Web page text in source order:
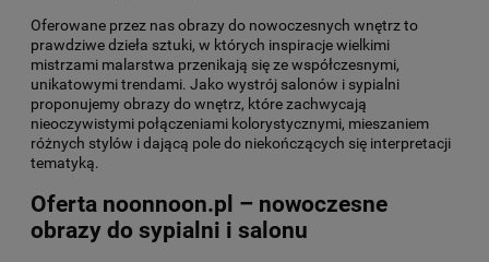
Oferowane przez nas obrazy do nowoczesnych wnętrz to
prawdziwe dzieła sztuki, w których inspiracje wielkimi
mistrzami malarstwa przenikają się ze współczesnymi,
unikatowymi trendami. Jako wystrój salonów i sypialni
proponujemy obrazy do wnętrz, które zachwycają
nieoczywistymi połączeniami kolorystycznymi, mieszaniem
różnych stylów i dającą pole do niekończących się interpretacji
tematyką.
Oferta noonnoon.pl – nowoczesne
obrazy do sypialni i salonu